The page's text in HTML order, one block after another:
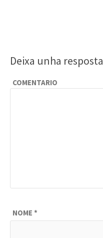
Deixa unha resposta
COMENTARIO
NOME *